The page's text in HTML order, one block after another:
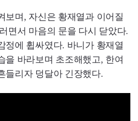
보며, 자신은 황재열과 이어질
면서 마음의 문을 다시 닫았다.
정에 휩싸였다. 바니가 황재열
을 바라보며 초조해했고, 한여
들리자 덩달아 긴장했다.